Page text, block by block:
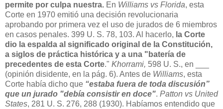
permite por culpa nuestra. En Williams vs Florida, esta
Corte en 1970 emitió una decisión revolucionaria
aprobando por primera vez el uso de jurados de 6 miembros
en casos penales. 399 U. S. 78, 103. Al hacerlo, la Corte
dio la espalda al significado original de la Constitución,
a siglos de práctica histórica y a una "batería de
precedentes de esta Corte." Khorrami, 598 U. S., en ___
(opinión disidente, en la pág. 6). Antes de Williams, esta
Corte había dicho que “estaba fuera de toda discusión”
que un jurado "debía consistir en doce". Patton vs United
States, 281 U. S. 276, 288 (1930). Habíamos entendido que